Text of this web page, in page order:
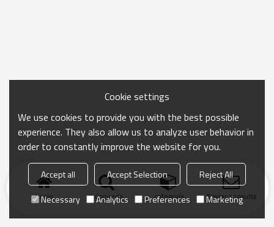
Inicio búsqueda categoría Enviar consulta
Cookie settings
We use cookies to provide you with the best possible
experience. They also allow us to analyze user behavior in
order to constantly improve the website for you.
Accept all Accept Selection
Reject All
Necessary
Analytics Preferences Marketing